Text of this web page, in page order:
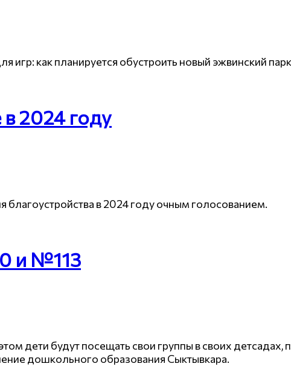
игр: как планируется обустроить новый эжвинский
2024 году
в 2024 году очным голосованием.
и №113
дети будут посещать свои группы в своих детсадах,
дошкольного образования Сыктывкара.